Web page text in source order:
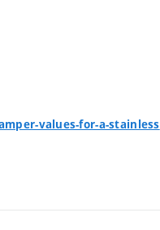
values-for-a-stainless